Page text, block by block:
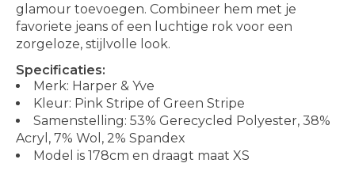
glamour toevoegen. Combineer hem met je
favoriete jeans of een luchtige rok voor een
zorgeloze, stijlvolle look.
Specificaties:
Merk: Harper & Yve
Kleur: Pink Stripe of Green Stripe
Samenstelling: 53% Gerecycled Polyester, 38%
Acryl, 7% Wol, 2% Spandex
Model is 178cm en draagt maat XS